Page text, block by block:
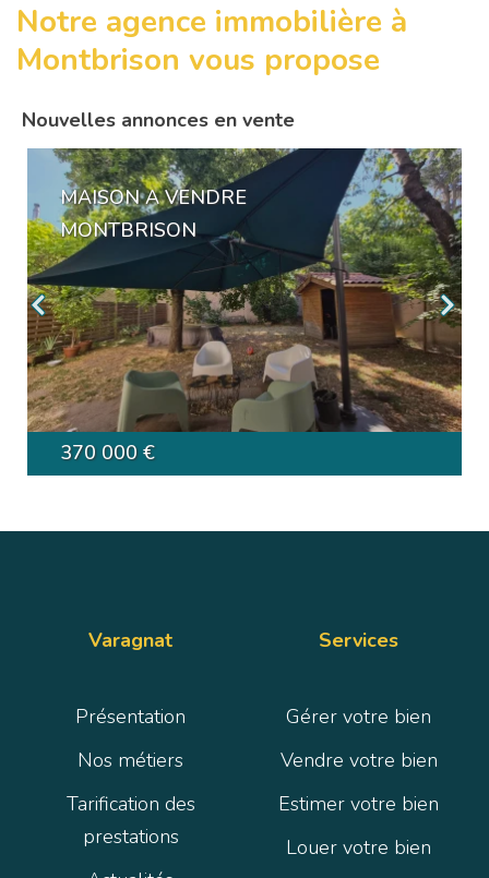
Notre agence immobilière à
Montbrison vous propose
Nouvelles annonces en vente
MAISON A VENDRE
MONTBRISON
370 000 €
Varagnat
Présentation
Nos métiers
Tarification des
prestations
Services
Gérer votre bien
Vendre votre bien
Estimer votre bien
Louer votre bien